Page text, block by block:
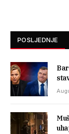
POSLJEDNJE